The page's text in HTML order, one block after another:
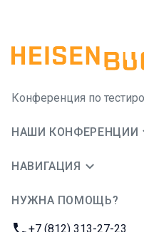
Конференция по
НАШИ КОНФЕРЕНЦИИ
НАВИГАЦИЯ
НУЖНА ПОМОЩЬ?
Телефон:
+7 (812) 313-27-23